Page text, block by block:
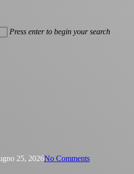
Press enter to begin your search
25, 2026No Comments